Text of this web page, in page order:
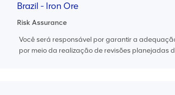
Brazil - Iron Ore
Risk Assurance
Você será responsável por garantir a
por meio da realização de revisões planejadas